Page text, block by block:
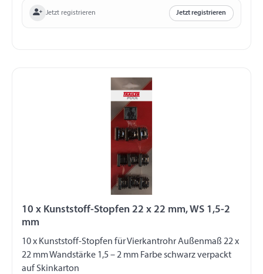
Jetzt registrieren Jetzt registrieren
10 x Kunststoff-Stopfen 22 x 22 mm, WS 1,5-2
mm
10 x Kunststoff-Stopfen für Vierkantrohr Außenmaß 22 x
22 mm Wandstärke 1,5 – 2 mm Farbe schwarz verpackt
auf Skinkarton